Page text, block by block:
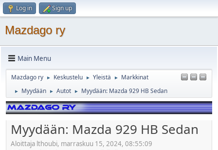
Log in Sign up
Mazdago ry
Main Menu
Mazdago ry ► Keskustelu ► Yleistä ► Markkinat
► Myydään ► Autot ► Myydään: Mazda 929 HB Sedan
Myydään: Mazda 929 HB Sedan
Aloittaja lthoubi, marraskuu 15, 2024, 08:55:09